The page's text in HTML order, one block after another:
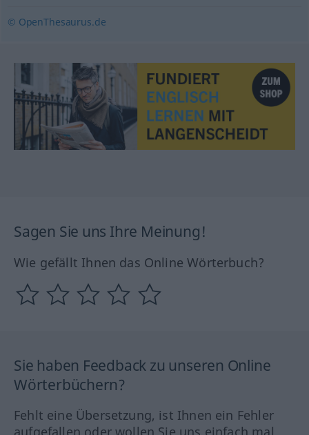
© OpenThesaurus.de
Sagen Sie uns Ihre Meinung!
Wie gefällt Ihnen das Online Wörterbuch?
Sie haben Feedback zu unseren Online
Wörterbüchern?
Fehlt eine Übersetzung, ist Ihnen ein Fehler
aufgefallen oder wollen Sie uns einfach mal